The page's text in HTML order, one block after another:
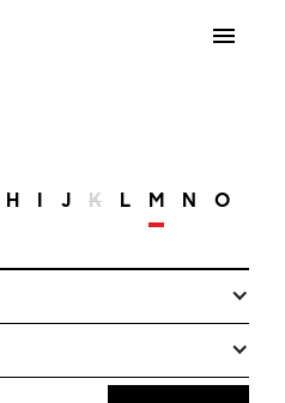
H I J K L M N O